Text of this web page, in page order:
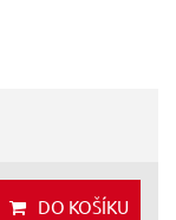
DO KOŠÍKU